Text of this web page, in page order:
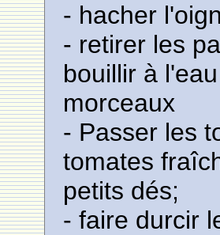
- hacher
- retirer les
bouillir à
morceaux
- Passer les
tomates
petits dés;
- faire durcir